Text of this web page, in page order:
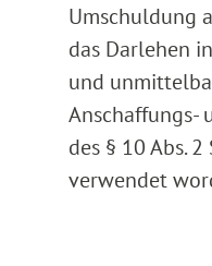
Umschuldung
das Darlehen
und
Anschaffungs-
des § 10 Abs.
verwendet